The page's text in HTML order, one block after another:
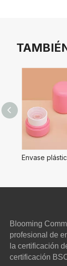
Blooming
profesional de
la certificación
certificación